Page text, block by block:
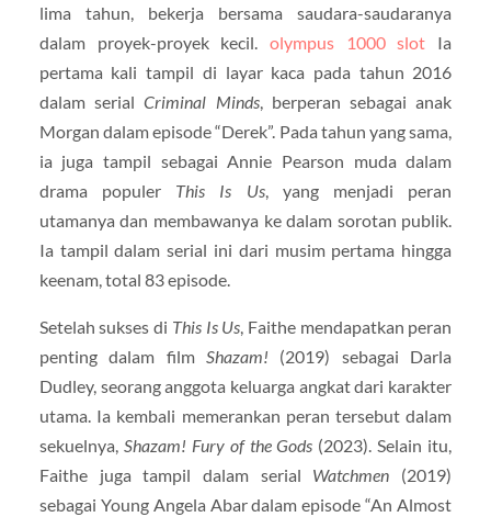
lima tahun, bekerja bersama saudara-saudaranya
dalam proyek-proyek kecil. olympus 1000 slot Ia
pertama kali tampil di layar kaca pada tahun 2016
dalam serialCriminal Minds, berperan sebagai anak
Morgan dalam episode “Derek”. Pada tahun yang sama,
ia juga tampil sebagai Annie Pearson muda dalam
drama populer This Is Us, yang menjadi peran
utamanya dan membawanya ke dalam sorotan publik.
Ia tampil dalam serial ini dari musim pertama hingga
keenam, total 83 episode.
Setelah sukses di This Is Us, Faithe mendapatkan peran
penting dalam film Shazam! (2019) sebagai Darla
Dudley, seorang anggota keluarga angkat dari karakter
utama. Ia kembali memerankan peran tersebut dalam
sekuelnya, Shazam! Fury of the Gods (2023). Selain itu,
Faithe juga tampil dalam serial Watchmen (2019)
sebagai Young Angela Abar dalam episode “An Almost